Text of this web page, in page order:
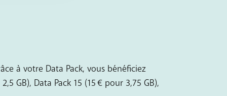
à votre Data Pack, vous bénéficiez
GB), Data Pack 15 (15 € pour 3,75 GB),